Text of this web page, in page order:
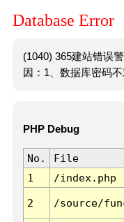
Database Error
(1040) 365建站错误
因：1、数据库密码
PHP Debug
No. File
1
/index.php
2 /source/